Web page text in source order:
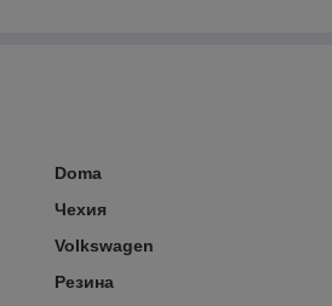
Doma
Чехия
Volkswagen
Резина